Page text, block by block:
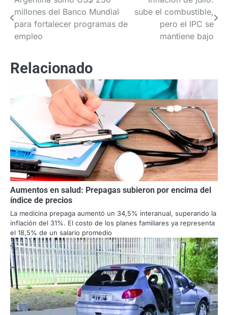
de
entradas
millones del Banco Mundial
para fortalecer programas de
empleo
sube el combustible,
pero el IPC se
mantiene bajo
Relacionado
Aumentos en salud: Prepagas subieron por encima del
índice de precios
La medicina prepaga aumentó un 34,5% interanual, superando la
inflación del 31%. El costo de los planes familiares ya representa
el 18,5% de un salario promedio